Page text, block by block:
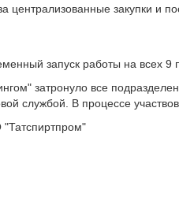
централизованные закупки и
запуск работы на всех 9
затронуло все
службой. В процессе